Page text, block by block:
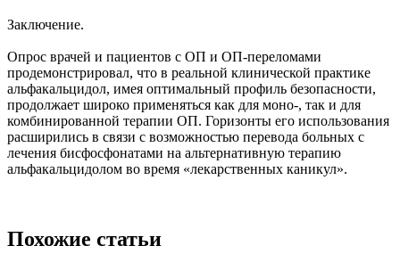
Заключение.
Опрос врачей и пациентов с ОП и ОП-переломами
продемонстрировал, что в реальной клинической практике
альфакальцидол, имея оптимальный профиль безопасности,
продолжает широко применяться как для моно-, так и для
комбинированной терапии ОП. Горизонты его использования
расширились в связи с возможностью перевода больных с
лечения бисфосфонатами на альтернативную терапию
альфакальцидолом во время «лекарственных каникул».
Похожие статьи